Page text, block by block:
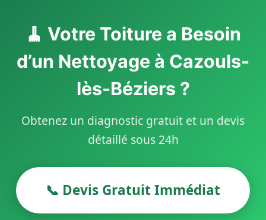
🧹 Votre Toiture a Besoin
d’un Nettoyage à Cazouls-
lès-Béziers ?
Obtenez un diagnostic gratuit et un devis
détaillé sous 24h
📞 Devis Gratuit Immédiat